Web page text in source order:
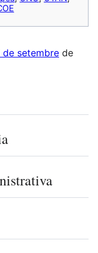
de setembre de